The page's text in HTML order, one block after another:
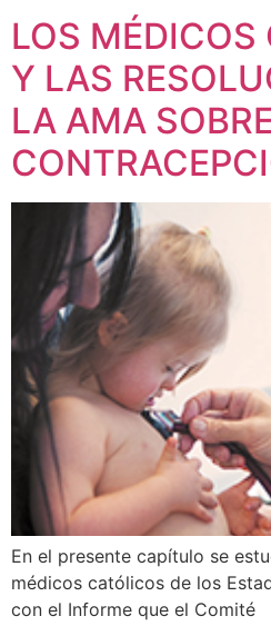
LOS MÉDICOS
Y LAS
LA AMA
En el presente capítulo se
médicos católicos de los
con el Informe que el Comité